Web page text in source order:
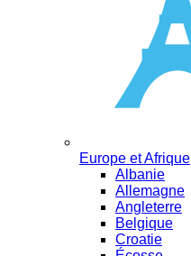
Europe et Afrique
Albanie
Allemagne
Angleterre
Belgique
Croatie